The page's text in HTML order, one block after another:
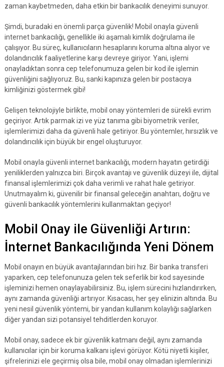
zaman kaybetmeden, daha etkin bir bankacılık deneyimi sunuyor.
Şimdi, buradaki en önemli parça güvenlik! Mobil onayla güvenli
internet bankacılığı, genellikle iki aşamalı kimlik doğrulama ile
çalışıyor. Bu süreç, kullanıcıların hesaplarını koruma altına alıyor ve
dolandırıcılık faaliyetlerine karşı devreye giriyor. Yani, işlemi
onayladıktan sonra cep telefonumuza gelen bir kod ile işlemin
güvenliğini sağlıyoruz. Bu, sanki kapınıza gelen bir postacıya
kimliğinizi göstermek gibi!
Gelişen teknolojiyle birlikte, mobil onay yöntemleri de sürekli evrim
geçiriyor. Artık parmak izi ve yüz tanıma gibi biyometrik veriler,
işlemlerimizi daha da güvenli hale getiriyor. Bu yöntemler, hırsızlık ve
dolandırıcılık için büyük bir engel oluşturuyor.
Mobil onayla güvenli internet bankacılığı, modern hayatın getirdiği
yeniliklerden yalnızca biri. Birçok avantajı ve güvenlik düzeyi ile, dijital
finansal işlemlerimizi çok daha verimli ve rahat hale getiriyor.
Unutmayalım ki, güvenilir bir finansal geleceğin anahtarı, doğru ve
güvenli bankacılık yöntemlerini kullanmaktan geçiyor!
Mobil Onay ile Güvenliği Artırın:
İnternet Bankacılığında Yeni Dönem
Mobil onayın en büyük avantajlarından biri hız. Bir banka transferi
yaparken, cep telefonunuza gelen tek seferlik bir kod sayesinde
işleminizi hemen onaylayabilirsiniz. Bu, işlem sürecini hızlandırırken,
aynı zamanda güvenliği artırıyor. Kısacası, her şey elinizin altında. Bu
yeni nesil güvenlik yöntemi, bir yandan kullanım kolaylığı sağlarken
diğer yandan sizi potansiyel tehditlerden koruyor.
Mobil onay, sadece ek bir güvenlik katmanı değil, aynı zamanda
kullanıcılar için bir koruma kalkanı işlevi görüyor. Kötü niyetli kişiler,
şifrelerinizi ele geçirmiş olsa bile, mobil onay olmadan işlemlerinizi